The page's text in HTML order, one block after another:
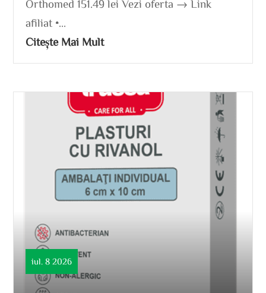
Orthomed 151.49 lei Vezi oferta → Link
afiliat •...
Citește Mai Mult
iul. 8 2026